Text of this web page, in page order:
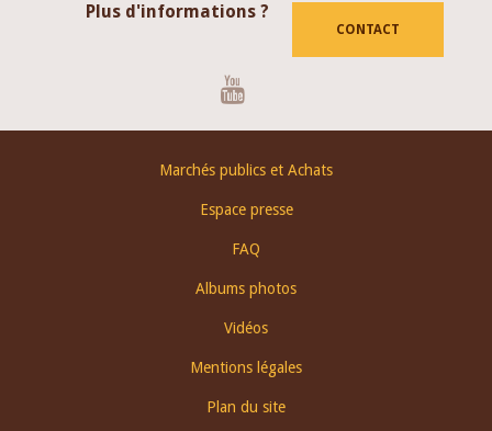
Plus d'informations ?
CONTACT
Marchés publics et Achats
Espace presse
FAQ
Albums photos
Vidéos
Mentions légales
Plan du site